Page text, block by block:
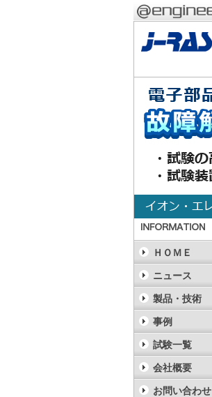
ＨＯＭＥ
ニュース
製品・技術
事例
試験一覧
会社概要
お問い合わせ